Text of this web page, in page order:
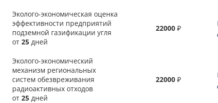
Эколого-экономическая оценка
эффективности предприятий
подземной газификации угля
от 25 дней
22000 ₽
Эколого-экономический
механизм региональных
систем обезвреживания
радиоактивных отходов
от 25 дней
22000 ₽